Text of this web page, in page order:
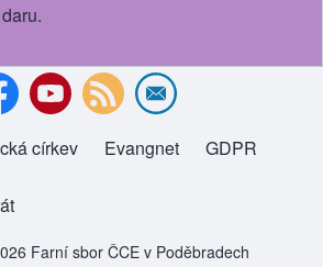
církev
new tab) Evangnet
(opens in new tab)
GDPR
Farní sbor ČCE v Poděbradech